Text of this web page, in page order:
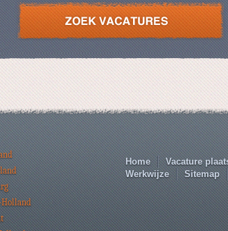
Holland
Home Vacature
Werkwijze
Sitemap